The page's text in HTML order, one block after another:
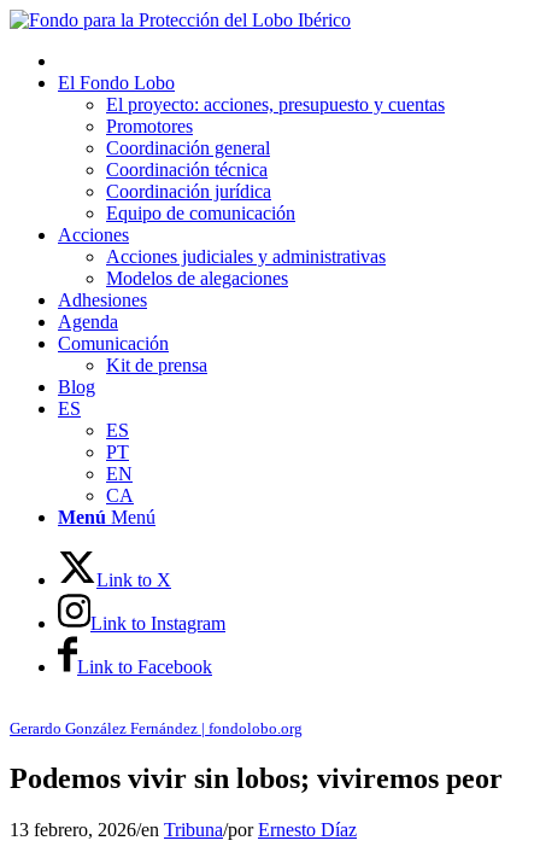
El Fondo Lobo
El proyecto: acciones, presupuesto y cuentas
Promotores
Coordinación general
Coordinación técnica
Coordinación jurídica
Equipo de comunicación
Acciones
Acciones judiciales y administrativas
Modelos de alegaciones
Adhesiones
Agenda
Comunicación
Kit de prensa
Blog
ES
ES
PT
EN
CA
Menú Menú
Link to X
Link to Instagram
Link to Facebook
Gerardo González Fernández | fondolobo.org
Podemos vivir sin lobos; viviremos peor
13 febrero, 2026/en Tribuna/porErnesto Díaz